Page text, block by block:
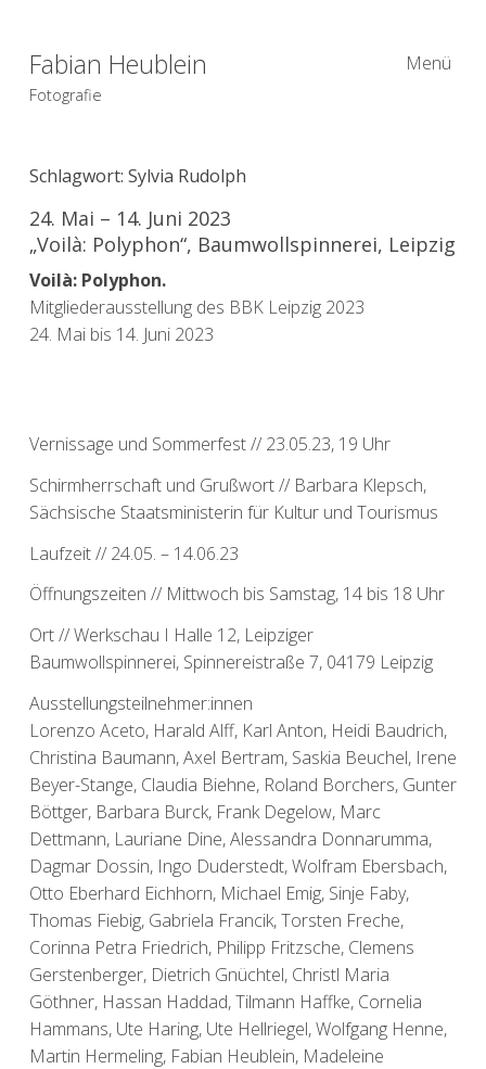
Fabian Heublein
Fotografie
Menü
Schlagwort: Sylvia Rudolph
24. Mai – 14. Juni 2023
„Voilà: Polyphon“, Baumwollspinnerei, Leipzig
Voilà: Polyphon.
Mitgliederausstellung des BBK Leipzig 2023
24. Mai bis 14. Juni 2023
Vernissage und Sommerfest // 23.05.23, 19 Uhr
Schirmherrschaft und Grußwort // Barbara Klepsch,
Sächsische Staatsministerin für Kultur und Tourismus
Laufzeit // 24.05. – 14.06.23
Öffnungszeiten // Mittwoch bis Samstag, 14 bis 18 Uhr
Ort // Werkschau I Halle 12, Leipziger
Baumwollspinnerei, Spinnereistraße 7, 04179 Leipzig
Ausstellungsteilnehmer:innen
Lorenzo Aceto, Harald Alff, Karl Anton, Heidi Baudrich,
Christina Baumann, Axel Bertram, Saskia Beuchel, Irene
Beyer-Stange, Claudia Biehne, Roland Borchers, Gunter
Böttger, Barbara Burck, Frank Degelow, Marc
Dettmann, Lauriane Dine, Alessandra Donnarumma,
Dagmar Dossin, Ingo Duderstedt, Wolfram Ebersbach,
Otto Eberhard Eichhorn, Michael Emig, Sinje Faby,
Thomas Fiebig, Gabriela Francik, Torsten Freche,
Corinna Petra Friedrich, Philipp Fritzsche, Clemens
Gerstenberger, Dietrich Gnüchtel, Christl Maria
Göthner, Hassan Haddad, Tilmann Haffke, Cornelia
Hammans, Ute Haring, Ute Hellriegel, Wolfgang Henne,
Martin Hermeling, Fabian Heublein, Madeleine